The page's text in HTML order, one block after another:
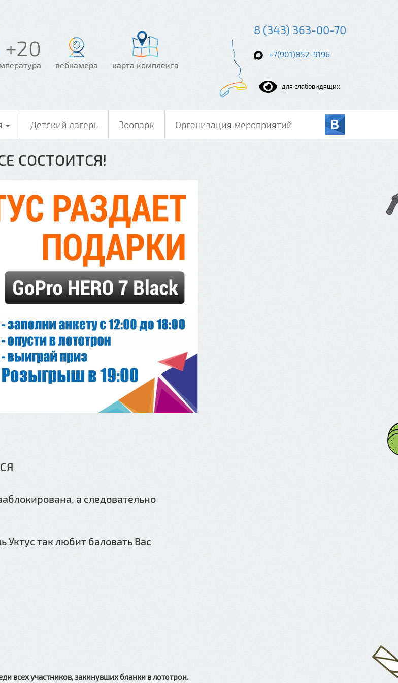
+20
вебкамера карта комплекса
8 (343) 363-00-70
+7(901)852-9196
для слабовидящих
Детский лагерь Зоопарк Организация мероприятий
СОСТОИТСЯ!
а следовательно
так любит баловать Вас
всех участников,закинувших бланки в лототрон.